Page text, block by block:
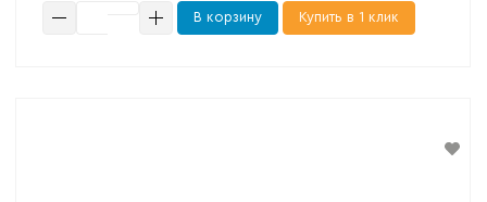
В корзину Купить в 1 клик